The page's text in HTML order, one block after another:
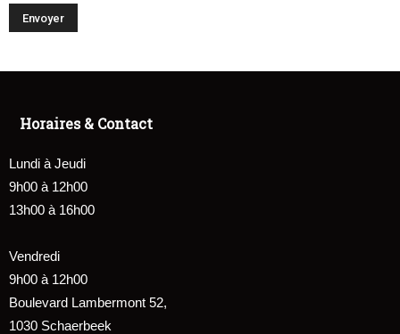
Horaires & Contact
Lundi à Jeudi
9h00 à 12h00
13h00 à 16h00
Vendredi
9h00 à 12h00
Boulevard Lambermont 52,
1030 Schaerbeek